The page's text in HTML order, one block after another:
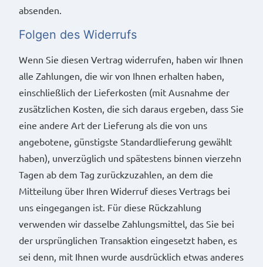
absenden.
Folgen des Widerrufs
Wenn Sie diesen Vertrag widerrufen, haben wir Ihnen
alle Zahlungen, die wir von Ihnen erhalten haben,
einschließlich der Lieferkosten (mit Ausnahme der
zusätzlichen Kosten, die sich daraus ergeben, dass Sie
eine andere Art der Lieferung als die von uns
angebotene, günstigste Standardlieferung gewählt
haben), unverzüglich und spätestens binnen vierzehn
Tagen ab dem Tag zurückzuzahlen, an dem die
Mitteilung über Ihren Widerruf dieses Vertrags bei
uns eingegangen ist. Für diese Rückzahlung
verwenden wir dasselbe Zahlungsmittel, das Sie bei
der ursprünglichen Transaktion eingesetzt haben, es
sei denn, mit Ihnen wurde ausdrücklich etwas anderes